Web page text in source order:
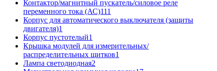
Контактор/магнитный пускатель/силовое реле
переменного тока (АС)111
Корпус для автоматического выключателя (защиты
двигателя)1
Корпус пустотелый1
Крышка модулей для измерительных/
распределительных щитков1
Лампа светодиодная2